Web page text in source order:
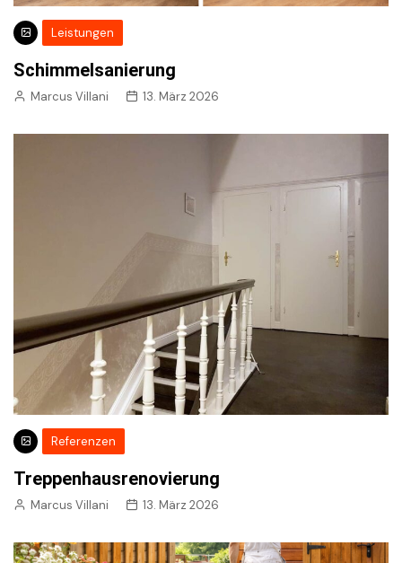
Leistungen
Schimmelsanierung
Marcus Villani 13. März 2026
Referenzen
Treppenhausrenovierung
Marcus Villani 13. März 2026